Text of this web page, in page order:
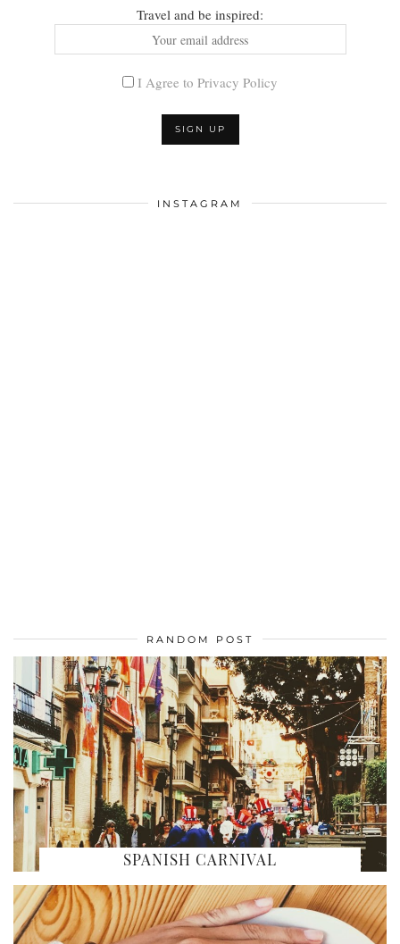
Travel and be inspired:
I Agree to Privacy Policy
INSTAGRAM
RANDOM POST
SPANISH CARNIVAL